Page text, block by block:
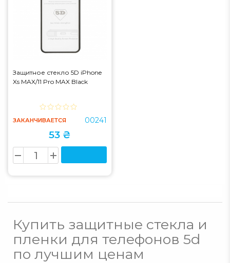
Защитное стекло 5D iPhone
Xs MAX/11 Pro MAX Black
ЗАКАНЧИВАЕТСЯ 00241
53 ₴
Купить защитные стекла и
пленки для телефонов 5d
по лучшим ценам